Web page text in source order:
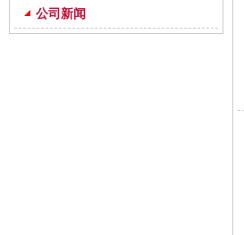
公司新闻